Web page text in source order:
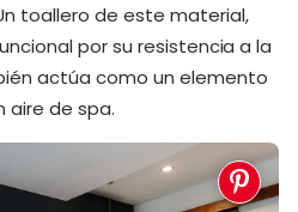
toallero de este material,
por su resistencia a la
actúa como un elemento
aire de spa.